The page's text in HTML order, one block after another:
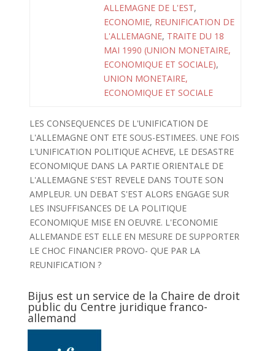
ALLEMAGNE DE L'EST,
ECONOMIE, REUNIFICATION DE
L'ALLEMAGNE, TRAITE DU 18
MAI 1990 (UNION MONETAIRE,
ECONOMIQUE ET SOCIALE),
UNION MONETAIRE,
ECONOMIQUE ET SOCIALE
LES CONSEQUENCES DE L'UNIFICATION DE
L'ALLEMAGNE ONT ETE SOUS-ESTIMEES. UNE FOIS
L'UNIFICATION POLITIQUE ACHEVE, LE DESASTRE
ECONOMIQUE DANS LA PARTIE ORIENTALE DE
L'ALLEMAGNE S'EST REVELE DANS TOUTE SON
AMPLEUR. UN DEBAT S'EST ALORS ENGAGE SUR
LES INSUFFISANCES DE LA POLITIQUE
ECONOMIQUE MISE EN OEUVRE. L'ECONOMIE
ALLEMANDE EST ELLE EN MESURE DE SUPPORTER
LE CHOC FINANCIER PROVO- QUE PAR LA
REUNIFICATION ?
Bijus est un service de la Chaire de droit
public du Centre juridique franco-
allemand